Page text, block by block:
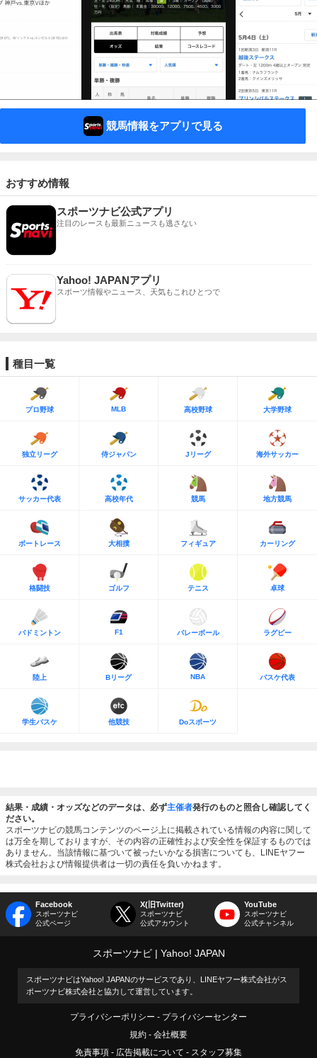
競馬情報をアプリで見る
おすすめ情報
スポーツナビ公式アプリ
注目のレースも最新ニュースも逃さない
Yahoo! JAPANアプリ
スポーツ情報やニュース、天気もこれひとつで
種目一覧
プロ野球 MLB 高校野球 大学野球
独立リーグ 侍ジャパン Jリーグ 海外サッカー
サッカー代表 高校年代 競馬 地方競馬
ボートレース 大相撲 フィギュア カーリング
格闘技 ゴルフ テニス 卓球
バドミントン F1 バレーボール ラグビー
陸上 Bリーグ NBA バスケ代表
学生バスケ 他競技 Doスポーツ
結果・成績・オッズなどのデータは、必ず主催者発行のものと照合し確認してく
ださい。
スポーツナビの競馬コンテンツのページ上に掲載されている情報の内容に関して
は万全を期しておりますが、その内容の正確性および安全性を保証するものでは
ありません。当該情報に基づいて被ったいかなる損害についても、LINEヤフー
株式会社および情報提供者は一切の責任を負いかねます。
Facebook
スポーツナビ
公式ページ
X(旧Twitter)
スポーツナビ
公式アカウント
YouTube
スポーツナビ
公式チャンネル
スポーツナビ Yahoo! JAPAN
スポーツナビはYahoo! JAPANのサービスであり、LINEヤフー株式会社がス
ポーツナビ株式会社と協力して運営しています。
プライバシーポリシー
プライバシーセンター
規約
会社概要
免責事項
広告掲載について スタッフ募集